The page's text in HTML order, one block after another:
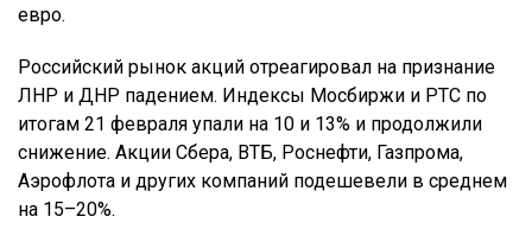
евро.
Российский рынок акций отреагировал на признание
ЛНР и ДНР падением. Индексы Мосбиржи и РТС по
итогам 21 февраля упали на 10 и 13% и продолжили
снижение. Акции Сбера, ВТБ, Роснефти, Газпрома,
Аэрофлота и других компаний подешевели в среднем
на 15–20%.